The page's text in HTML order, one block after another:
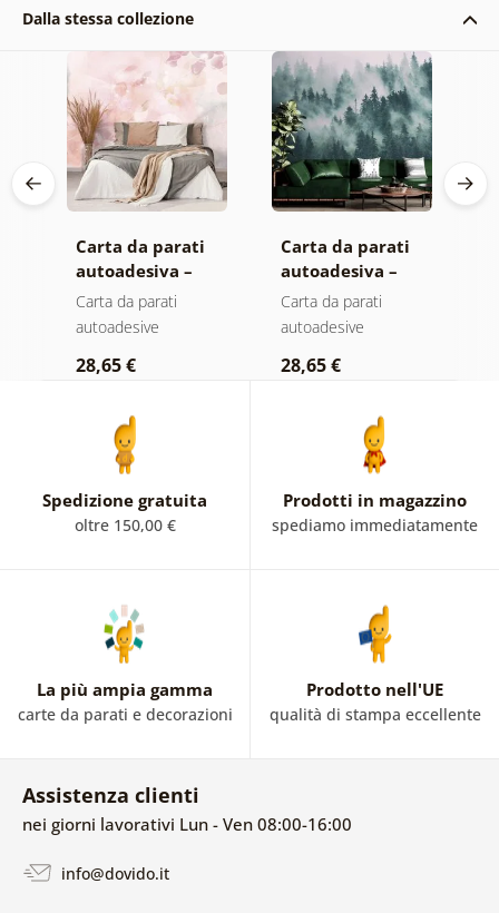
Dalla stessa collezione
Carta da parati
autoadesiva –
Foglie con
sfumatura
Carta da parati
autoadesive
28,65 €
Carta da parati
autoadesiva –
Foresta nella
nebbia
Carta da parati
autoadesive
28,65 €
Spedizione gratuita
oltre 150,00 €
Prodotti in magazzino
spediamo immediatamente
La più ampia gamma
carte da parati e decorazioni
Prodotto nell'UE
qualità di stampa eccellente
Assistenza clienti
nei giorni lavorativi Lun - Ven 08:00-16:00
info@dovido.it